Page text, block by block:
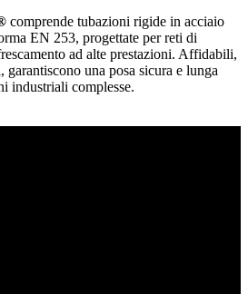
comprende tubazioni rigide in acciaio
EN 253, progettate per reti di
ad alte prestazioni. Affidabili,
garantiscono una posa sicura e lunga
industriali complesse.